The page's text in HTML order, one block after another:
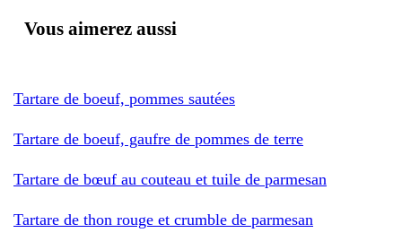
Vous aimerez aussi
Tartare de boeuf, pommes sautées
Tartare de boeuf, gaufre de pommes de terre
Tartare de bœuf au couteau et tuile de parmesan
Tartare de thon rouge et crumble de parmesan